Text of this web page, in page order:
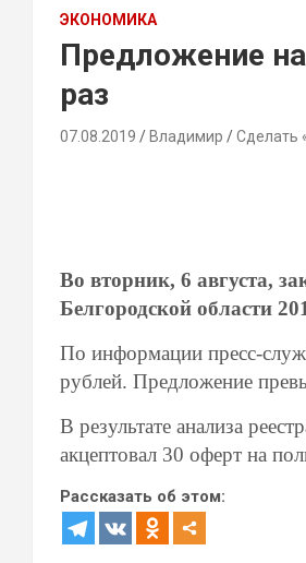
ЭКОНОМИКА
Предложение
раз
07.08.2019 Владимир Сделать
Во вторник, 6 августа,
Белгородской области
По информации пресс-
рублей. Предложение
В результате анализа
акцептовал 30 оферт на
Рассказать об этом: